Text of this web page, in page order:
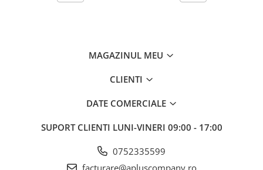
MAGAZINUL MEU
CLIENTI
DATE COMERCIALE
SUPORT CLIENTI LUNI-VINERI 09:00 - 17:00
0752335599
facturare@apluscompany.ro